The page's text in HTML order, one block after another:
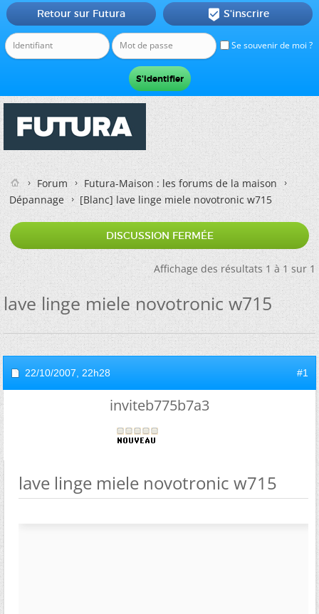
Se souvenir de moi ?
Retour sur Futura  S'inscrire
Forum
Futura-Maison : les forums de la maison
Dépannage
[Blanc]lave linge miele novotronic w715
DISCUSSION FERMÉE
Affichage des résultats 1 à 1 sur 1
lave linge miele novotronic w715
22/10/2007, 22h28 #1
inviteb775b7a3
lave linge miele novotronic w715